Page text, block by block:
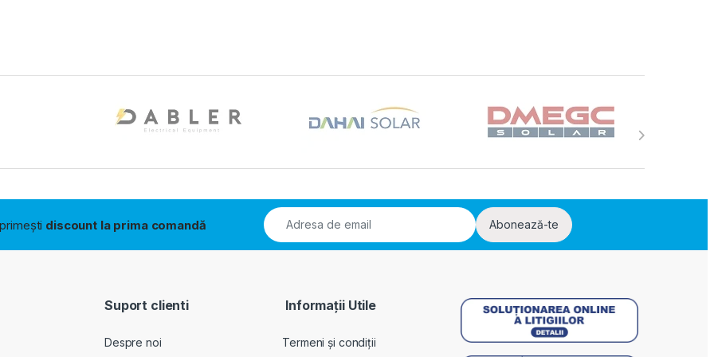
discount la prima comandă Abonează-te
Suport clienti
Despre noi
Informații Utile
Termeni și condiții